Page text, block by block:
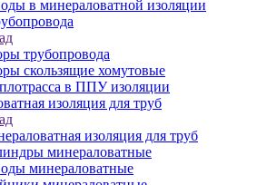
в минераловатной изоляции
трубопровода
скользящие хомутовые
в ППУ изоляции
изоляция для труб
изоляция для труб
минераловатные
минераловатные